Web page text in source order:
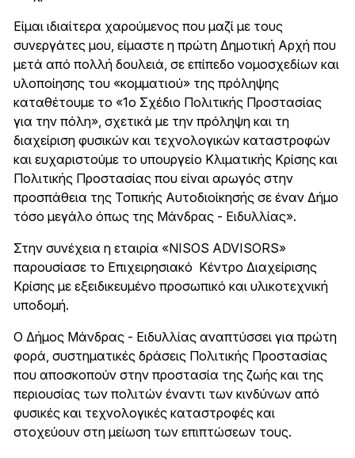
Είμαι ιδιαίτερα χαρούμενος που μαζί με τους
συνεργάτες μου, είμαστε η πρώτη Δημοτική Αρχή που
μετά από πολλή δουλειά, σε επίπεδο νομοσχεδίων και
υλοποίησης του «κομματιού» της πρόληψης
καταθέτουμε το «1ο Σχέδιο Πολιτικής Προστασίας
για την πόλη», σχετικά με την πρόληψη και τη
διαχείριση φυσικών και τεχνολογικών καταστροφών
και ευχαριστούμε το υπουργείο Κλιματικής Κρίσης και
Πολιτικής Προστασίας που είναι αρωγός στην
προσπάθεια της Τοπικής Αυτοδιοίκησής σε έναν Δήμο
τόσο μεγάλο όπως της Μάνδρας - Ειδυλλίας».
Στην συνέχεια η εταιρία «ΝΙSOS ADVISORS»
παρουσίασε το Επιχειρησιακό Κέντρο Διαχείρισης
Κρίσης με εξειδικευμένο προσωπικό και υλικοτεχνική
υποδομή.
Ο Δήμος Μάνδρας - Ειδυλλίας αναπτύσσει για πρώτη
φορά, συστηματικές δράσεις Πολιτικής Προστασίας
που αποσκοπούν στην προστασία της ζωής και της
περιουσίας των πολιτών έναντι των κινδύνων από
φυσικές και τεχνολογικές καταστροφές και
στοχεύουν στη μείωση των επιπτώσεων τους.